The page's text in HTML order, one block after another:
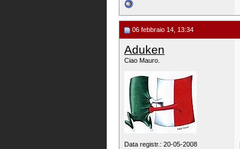
06 febbraio 14, 13:34
Aduken
Ciao Mauro.
Data registr.: 20-05-2008